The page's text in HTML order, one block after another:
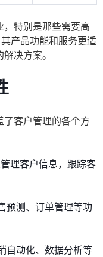
特别是那些需要高
产品功能和服务更适
决方案。
客户管理的各个方
理客户信息，跟踪客
预测、订单管理等功
自动化、数据分析等